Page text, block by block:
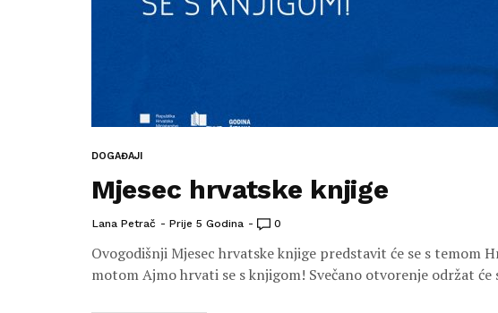
DOGAĐAJI
Mjesec hrvatske knjige
Lana Petrač Prije 5 Godina 0
Ovogodišnji Mjesec hrvatske knjige predstavit će se s temom
motom Ajmo hrvati se s knjigom! Svečano otvorenje održat će